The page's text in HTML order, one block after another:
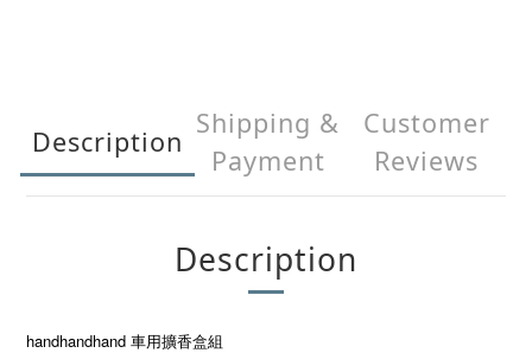
Description
Shipping &
Payment
Customer
Reviews
Description
handhandhand 車用擴香盒組